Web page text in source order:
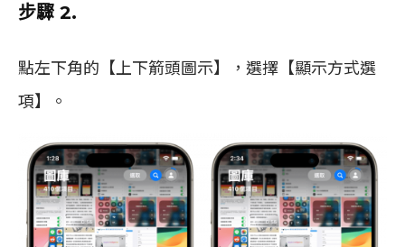
步驟 2.
點左下角的【上下箭頭圖示】，選擇【顯示方式選
項】。